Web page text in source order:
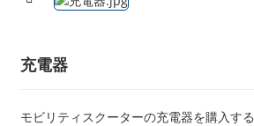
充電器
モビリティスクーターの充電器を購入する